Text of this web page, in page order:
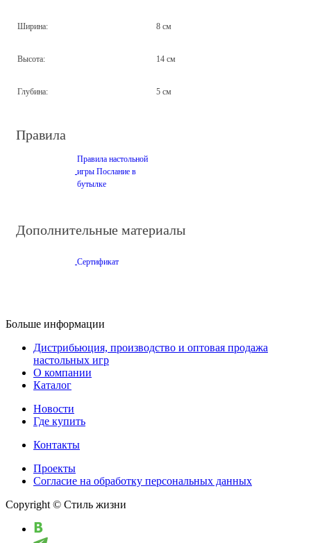
Ширина: 8 см
Высота: 14 см
Глубина: 5 см
Правила
Правила настольной
игры Послание в
бутылке
Дополнительные материалы
Сертификат
Больше информации
Дистрибьюция, производство и оптовая продажа
настольных игр
О компании
Каталог
Новости
Где купить
Контакты
Проекты
Cогласие на обработку персональных данных
Copyright © Стиль жизни